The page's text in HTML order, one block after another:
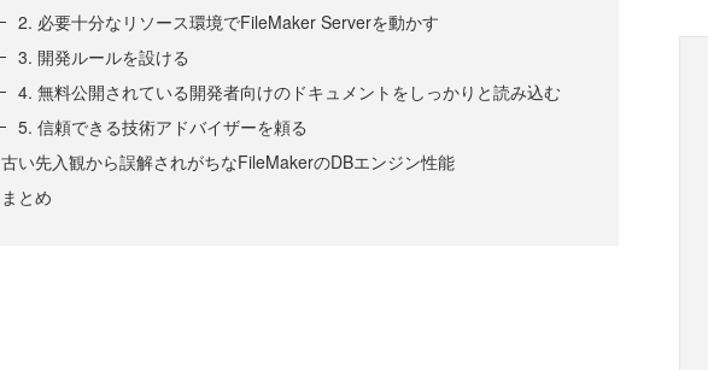
2. 必要十分なリソース環境でFileMaker Serverを動かす
3. 開発ルールを設ける
4. 無料公開されている開発者向けのドキュメントをしっかりと読み込む
5. 信頼できる技術アドバイザーを頼る
古い先入観から誤解されがちなFileMakerのDBエンジン性能
まとめ